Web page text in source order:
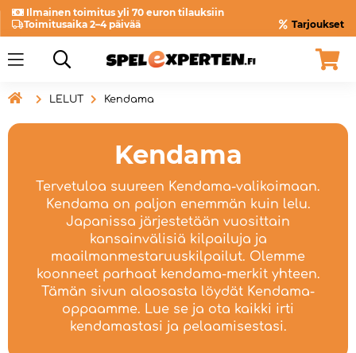
Ilmainen toimitus yli 70 euron tilauksiin
Toimitusaika 2–4 päivää
Tarjoukset
 LELUT Kendama
Kendama
Tervetuloa suureen Kendama-valikoimaan.
Kendama on paljon enemmän kuin lelu.
Japanissa järjestetään vuosittain
kansainvälisiä kilpailuja ja
maailmanmestaruuskilpailut. Olemme
koonneet parhaat kendama-merkit yhteen.
Tämän sivun alaosasta löydät Kendama-
oppaamme. Lue se ja ota kaikki irti
kendamastasi ja pelaamisestasi.